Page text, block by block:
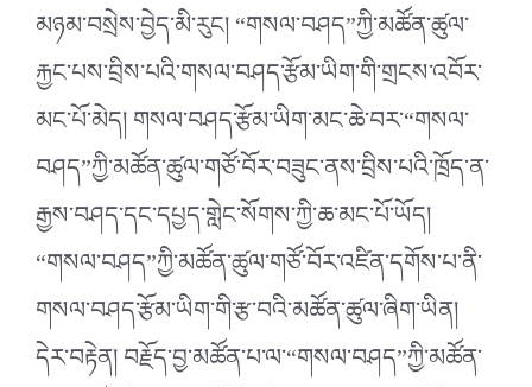
མཉམ་བསྲེས་བྱེད་མི་རུང། “གསལ་བཤད”ཀྱི་མཚོན་ཚུལ་
རྐྱང་པས་བྲིས་པའི་གསལ་བཤད་རྩོམ་ཡིག་གི་གྲངས་འབོར་
མང་པོ་མེད། གསལ་བཤད་རྩོམ་ཡིག་མང་ཆེ་བར་“གསལ་
བཤད”ཀྱི་མཚོན་ཚུལ་གཙོ་བོར་བཟུང་ནས་བྲིས་པའི་ཁྲོད་ན་
རྒྱས་བཤད་དང་དཔྱད་གླེང་སོགས་ཀྱི་ཆ་མང་པོ་ཡོད།
“གསལ་བཤད”ཀྱི་མཚོན་ཚུལ་གཙོ་བོར་འཛིན་དགོས་པ་ནི་
གསལ་བཤད་རྩོམ་ཡིག་གི་རྩ་བའི་མཚོན་ཚུལ་ཞིག་ཡིན།
དེར་བརྟེན། བརྗོད་བྱ་མཚོན་པ་ལ་“གསལ་བཤད”ཀྱི་མཚོན་